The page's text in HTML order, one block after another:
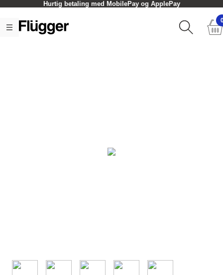
Hurtig betaling med MobilePay og ApplePay